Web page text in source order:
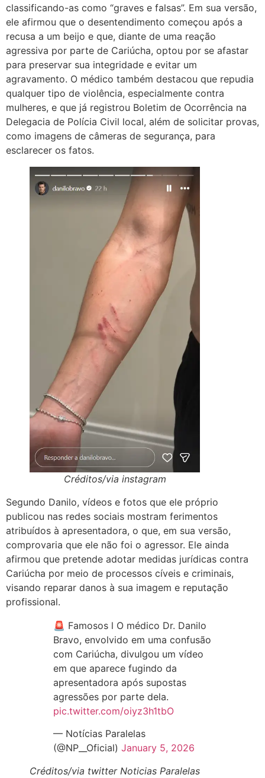
classificando-as como “graves e falsas”. Em sua versão,
ele afirmou que o desentendimento começou após a
recusa a um beijo e que, diante de uma reação
agressiva por parte de Cariúcha, optou por se afastar
para preservar sua integridade e evitar um
agravamento. O médico também destacou que repudia
qualquer tipo de violência, especialmente contra
mulheres, e que já registrou Boletim de Ocorrência na
Delegacia de Polícia Civil local, além de solicitar provas,
como imagens de câmeras de segurança, para
esclarecer os fatos.
Créditos/via instagram
Segundo Danilo, vídeos e fotos que ele próprio
publicou nas redes sociais mostram ferimentos
atribuídos à apresentadora, o que, em sua versão,
comprovaria que ele não foi o agressor. Ele ainda
afirmou que pretende adotar medidas jurídicas contra
Cariúcha por meio de processos cíveis e criminais,
visando reparar danos à sua imagem e reputação
profissional.
🚨 Famosos l O médico Dr. Danilo
Bravo, envolvido em uma confusão
com Cariúcha, divulgou um vídeo
em que aparece fugindo da
apresentadora após supostas
agressões por parte dela.
pic.twitter.com/oiyz3h1tbO
— Notícias Paralelas
(@NP__Oficial) January 5, 2026
Créditos/via twitter Noticias Paralelas